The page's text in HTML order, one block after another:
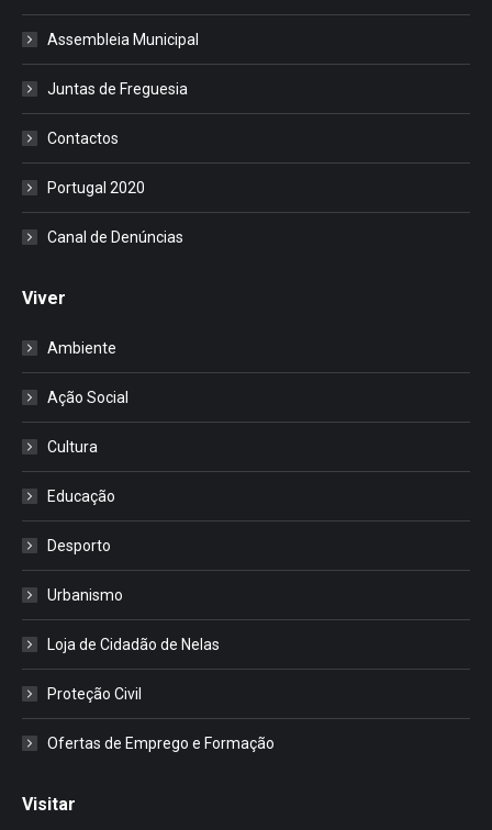
Assembleia Municipal
Juntas de Freguesia
Contactos
Portugal 2020
Canal de Denúncias
Viver
Ambiente
Ação Social
Cultura
Educação
Desporto
Urbanismo
Loja de Cidadão de Nelas
Proteção Civil
Ofertas de Emprego e Formação
Visitar